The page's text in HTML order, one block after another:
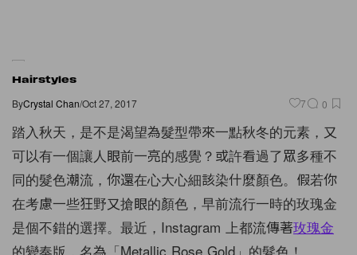
Hairstyles
ByCrystal Chan/Oct 27, 2017 7 0
踏入秋天，是不是渴望為髮型帶來一點秋冬的元素，又
可以有一個讓人眼前一亮的感覺？或許看過了眾多種不
同的髮色潮流，你還在心大心細該染什麼顏色。假若你
在考慮一些狂野又搶眼的顏色，早前流行一時的玫瑰金
是個不錯的選擇。最近，Instagram 上都流傳著玫瑰金
的變奏版，名為「Metallic Rose Gold」的髮色！